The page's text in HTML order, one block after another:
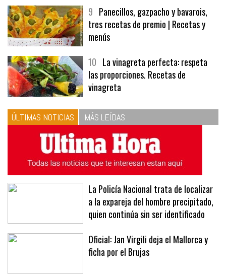
9Panecillos, gazpacho y bavarois,
tres recetas de premio | Recetas y
menús
10La vinagreta perfecta: respeta
las proporciones. Recetas de
vinagreta
ÚLTIMAS NOTICIAS MÁS LEÍDAS
La Policía Nacional trata de localizar
a la expareja del hombre precipitado,
quien continúa sin ser identificado
Oficial: Jan Virgili deja el Mallorca y